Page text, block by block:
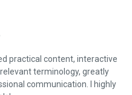
practical content, interactive
terminology, greatly
communication. I highly